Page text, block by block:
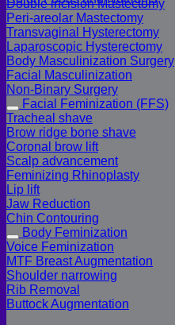
Double incision Mastectomy
Peri-areolar Mastectomy
Transvaginal Hysterectomy
Laparoscopic Hysterectomy
Body Masculinization Surgery
Facial Masculinization
Non-Binary Surgery
Facial Feminization (FFS)
Tracheal shave
Brow ridge bone shave
Coronal brow lift
Scalp advancement
Feminizing Rhinoplasty
Lip lift
Jaw Reduction
Chin Contouring
Body Feminization
Voice Feminization
MTF Breast Augmentation
Shoulder narrowing
Rib Removal
Buttock Augmentation